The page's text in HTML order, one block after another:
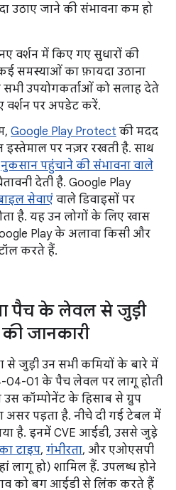
उठाए जाने की संभावना कम हो
वर्शन में किए गए सुधारों की
समस्याओं का फ़ायदा उठाना
सभी उपयोगकर्ताओं को सलाह देते
वर्शन पर अपडेट करें.
Google Play Protect की मदद
पर नज़र रखती है. साथ
नुकसान पहुंचाने की संभावना वाले
देती है. Google Play
सेवाएंवाले डिवाइसों पर
है. यह उन लोगों के लिए खास
Play के अलावा किसी और
करते हैं.
पैच के लेवल से जुड़ी
जानकारी
से जुड़ी उन सभी कमियों के बारे में
04-01 के पैच लेवल पर लागू होती
कॉम्पोनेंट के हिसाब से ग्रुप
असर पड़ता है. नीचे दी गई टेबल में
है. इनमें CVE आईडी, उससे जुड़े
टाइप, गंभीरता, और एओएसपी
लागू हो) शामिल हैं. उपलब्ध होने
को बग आईडी से लिंक करते हैं